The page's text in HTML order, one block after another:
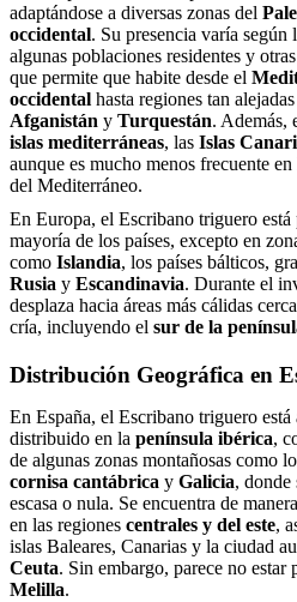
adaptándose a diversas zonas del
occidental. Su presencia varía según
algunas poblaciones residentes y
que permite que habite desde el
occidental hasta regiones tan
Afganistán y Turquestán. Además,
islas mediterráneas, las Islas
aunque es mucho menos frecuente
del Mediterráneo.
En Europa, el Escribano triguero está
mayoría de los países, excepto en
como Islandia, los países bálticos,
Rusia y Escandinavia. Durante el
desplaza hacia áreas más cálidas
cría, incluyendo el sur de la
Distribución Geográfica en
En España, el Escribano triguero está
distribuido en la península ibérica,
de algunas zonas montañosas como
cornisa cantábrica y Galicia, donde
escasa o nula. Se encuentra de
en las regiones centrales y del este,
islas Baleares, Canarias y la ciudad
Ceuta. Sin embargo, parece no estar
Melilla.